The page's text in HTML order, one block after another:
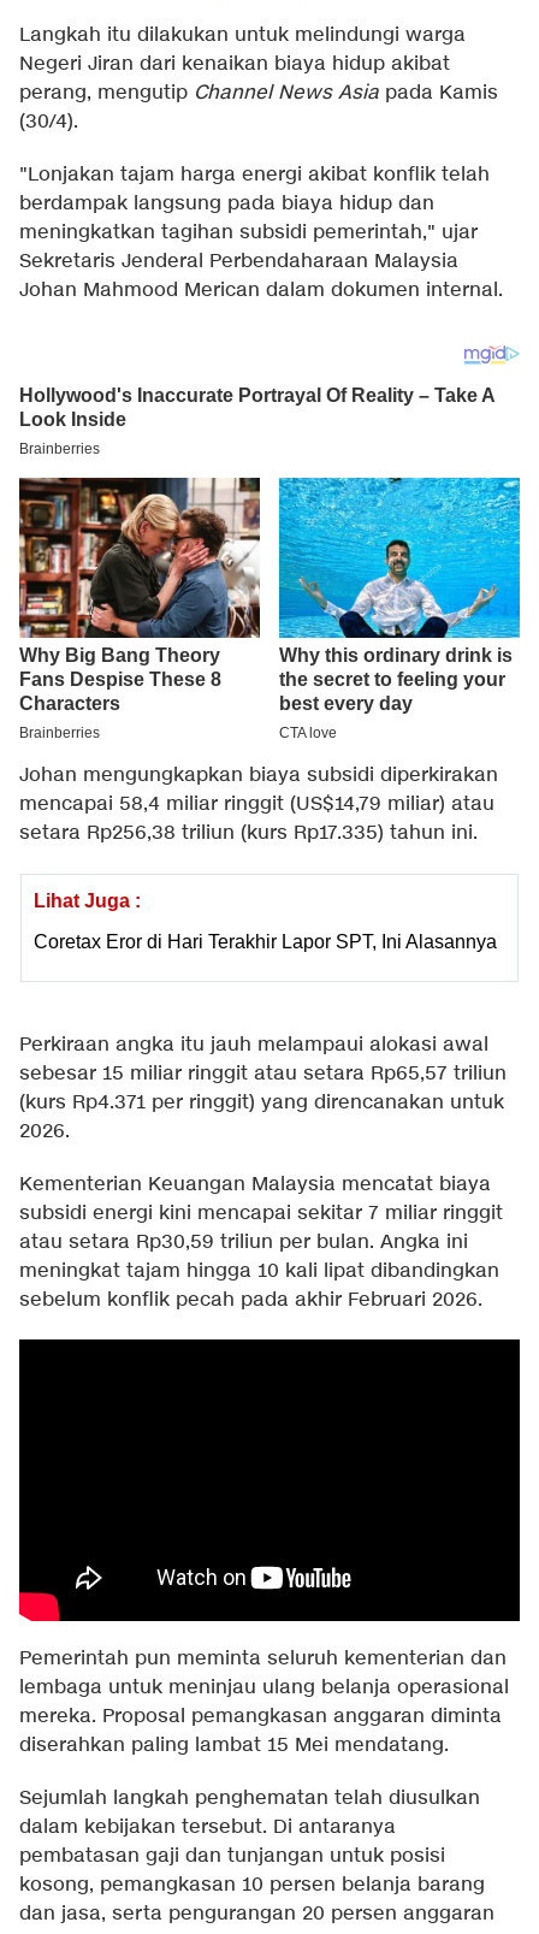
Langkah itu dilakukan untuk melindungi warga
Negeri Jiran dari kenaikan biaya hidup akibat
perang, mengutip Channel News Asia pada Kamis
(30/4).
"Lonjakan tajam harga energi akibat konflik telah
berdampak langsung pada biaya hidup dan
meningkatkan tagihan subsidi pemerintah," ujar
Sekretaris Jenderal Perbendaharaan Malaysia
Johan Mahmood Merican dalam dokumen internal.
Johan mengungkapkan biaya subsidi diperkirakan
mencapai 58,4 miliar ringgit (US$14,79 miliar) atau
setara Rp256,38 triliun (kurs Rp17.335) tahun ini.
Lihat Juga :
Coretax Eror di Hari Terakhir Lapor SPT, Ini Alasannya
Perkiraan angka itu jauh melampaui alokasi awal
sebesar 15 miliar ringgit atau setara Rp65,57 triliun
(kurs Rp4.371 per ringgit) yang direncanakan untuk
2026.
Kementerian Keuangan Malaysia mencatat biaya
subsidi energi kini mencapai sekitar 7 miliar ringgit
atau setara Rp30,59 triliun per bulan. Angka ini
meningkat tajam hingga 10 kali lipat dibandingkan
sebelum konflik pecah pada akhir Februari 2026.
Pemerintah pun meminta seluruh kementerian dan
lembaga untuk meninjau ulang belanja operasional
mereka. Proposal pemangkasan anggaran diminta
diserahkan paling lambat 15 Mei mendatang.
Sejumlah langkah penghematan telah diusulkan
dalam kebijakan tersebut. Di antaranya
pembatasan gaji dan tunjangan untuk posisi
kosong, pemangkasan 10 persen belanja barang
dan jasa, serta pengurangan 20 persen anggaran